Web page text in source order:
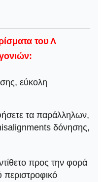
του Λ
εύκολη
τα παράλληλων,
δόνησης,
προς την φορά
περιστροφικό